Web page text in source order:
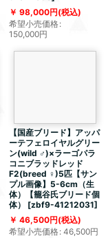
98,000円(税込)
希望小売価格:
150,000円
【国産ブリード】アッパ
ーテフェロイヤルグリー
ン(wild ♂)×ラーゴパラ
コニブラッドレッド
F2(breed ♀)5匹【サン
プル画像】5-6cm（生
体）【籠谷氏ブリード個
体）
[zbf9-41212031]
46,500円(税込)
希望小売価格: 46,500円